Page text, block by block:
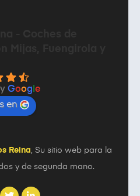
Google
en
Reina, Su sitio web para la
y de segunda mano.